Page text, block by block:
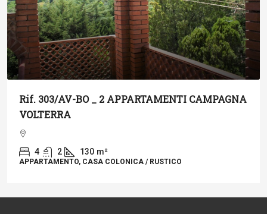
Rif. 303/AV-BO _ 2 APPARTAMENTI CAMPAGNA
VOLTERRA
4 2 130 m²
APPARTAMENTO, CASA COLONICA / RUSTICO